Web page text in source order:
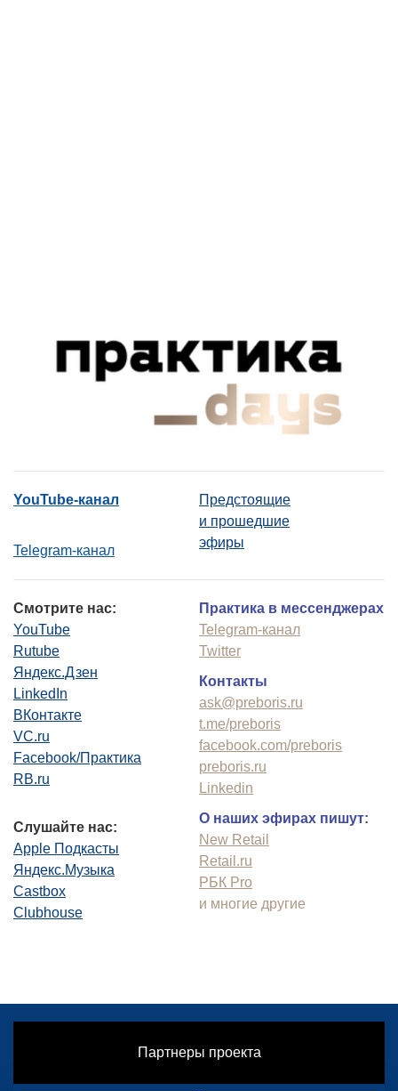
YouTube-канал
Telegram-канал
Предстоящие
и прошедшие
эфиры
Смотрите нас:
YouTube
Rutube
Яндекс.Дзен
LinkedIn
ВКонтакте
VC.ru
Facebook/Практика
RB.ru
Слушайте нас:
Apple Подкасты
Яндекс.Музыка
Castbox
Clubhouse
Практика в мессенджерах
Telegram-канал
Twitter
Контакты
ask@preboris.ru
t.me/preboris
facebook.com/preboris
preboris.ru
Linkedin
О наших эфирах пишут:
New Retail
Retail.ru
РБК Pro
и многие другие
Партнеры проекта